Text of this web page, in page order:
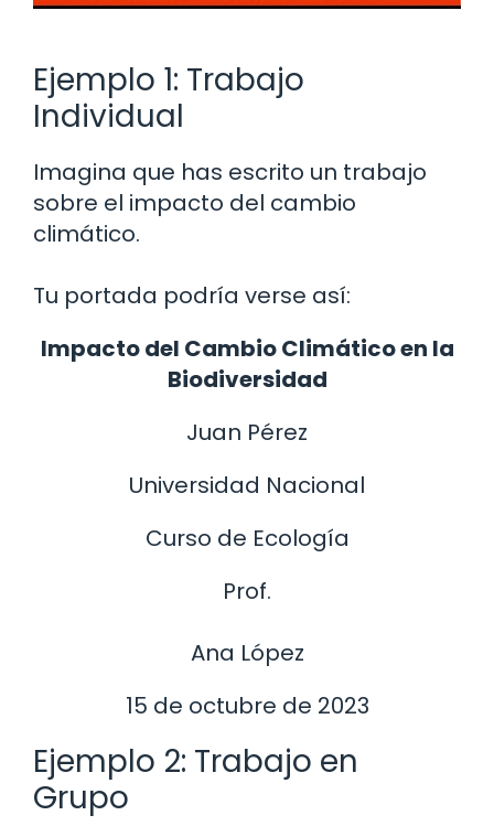
Ejemplo 1: Trabajo
Individual
Imagina que has escrito un trabajo
sobre el impacto del cambio
climático.
Tu portada podría verse así:
Impacto del Cambio Climático en la
Biodiversidad
Juan Pérez
Universidad Nacional
Curso de Ecología
Prof.
Ana López
15 de octubre de 2023
Ejemplo 2: Trabajo en
Grupo